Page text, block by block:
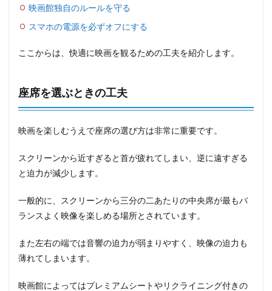
映画館独自のルールを守る
スマホの電源を必ずオフにする
ここからは、快適に映画を観るための工夫を紹介します。
座席を選ぶときの工夫
映画を楽しむうえで座席の選び方は非常に重要です。
スクリーンから近すぎると首が疲れてしまい、逆に遠すぎる
と迫力が減少します。
一般的に、スクリーンから三分の二あたりの中央席が最もバ
ランスよく映像を楽しめる場所とされています。
また左右の端では音響の迫力が弱まりやすく、映像の迫力も
薄れてしまいます。
映画館によってはプレミアムシートやリクライニング付きの